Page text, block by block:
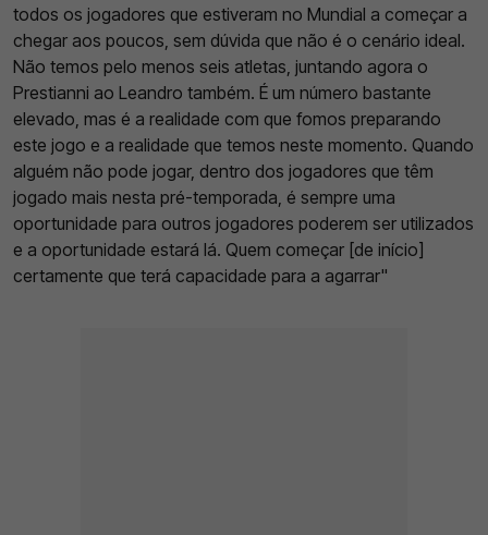
todos os jogadores que estiveram no Mundial a começar a
chegar aos poucos, sem dúvida que não é o cenário ideal.
Não temos pelo menos seis atletas, juntando agora o
Prestianni ao Leandro também. É um número bastante
elevado, mas é a realidade com que fomos preparando
este jogo e a realidade que temos neste momento. Quando
alguém não pode jogar, dentro dos jogadores que têm
jogado mais nesta pré-temporada, é sempre uma
oportunidade para outros jogadores poderem ser utilizados
e a oportunidade estará lá. Quem começar [de início]
certamente que terá capacidade para a agarrar"